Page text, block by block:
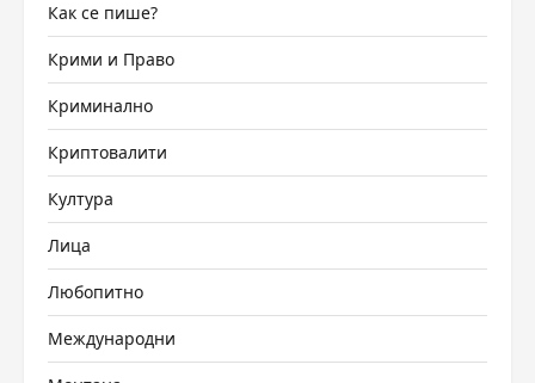
Как се пише?
Крими и Право
Криминално
Криптовалити
Култура
Лица
Любопитно
Международни